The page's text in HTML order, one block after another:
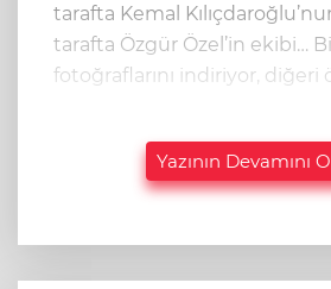
tarafta Kemal
tarafta Özgür Özel’in ekibi…
fotoğraflarını indiriyor,
Yazının Devamını